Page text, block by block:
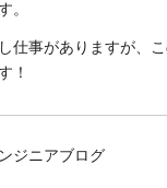
。
仕事がありますが、
！
ジニアブログ